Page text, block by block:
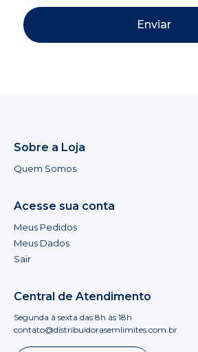
Enviar
Sobre a Loja
Quem Somos
Acesse sua conta
Meus Pedidos
Meus Dados
Sair
Central de Atendimento
Segunda à sexta das 8h às 18h
contato@distribuidorasemlimites.com.br